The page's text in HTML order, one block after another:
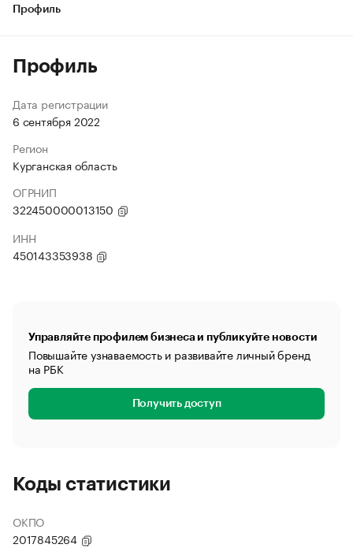
Профиль
Профиль
Дата регистрации
6 сентября 2022
Регион
Курганская область
ОГРНИП
322450000013150
ИНН
450143353938
Управляйте профилем бизнеса и публикуйте новости
Повышайте узнаваемость и развивайте личный бренд
на РБК
Получить доступ
Коды статистики
ОКПО
2017845264